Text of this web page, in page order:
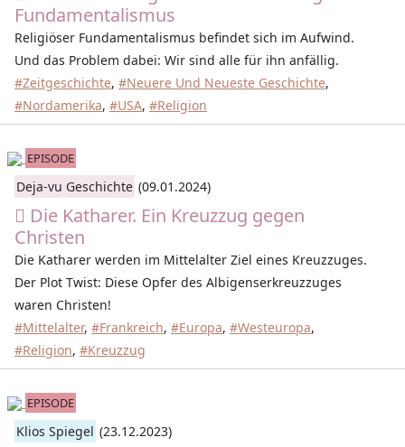
Fundamentalismus
Religiöser Fundamentalismus befindet sich im Aufwind.
Und das Problem dabei: Wir sind alle für ihn anfällig.
#Zeitgeschichte, #Neuere Und Neueste Geschichte,
#Nordamerika, #USA, #Religion
EPISODE
Deja-vu Geschichte (09.01.2024)
Die Katharer. Ein Kreuzzug gegen
Christen
Die Katharer werden im Mittelalter Ziel eines Kreuzzuges.
Der Plot Twist: Diese Opfer des Albigenserkreuzzuges
waren Christen!
#Mittelalter, #Frankreich, #Europa, #Westeuropa,
#Religion, #Kreuzzug
EPISODE
Klios Spiegel (23.12.2023)